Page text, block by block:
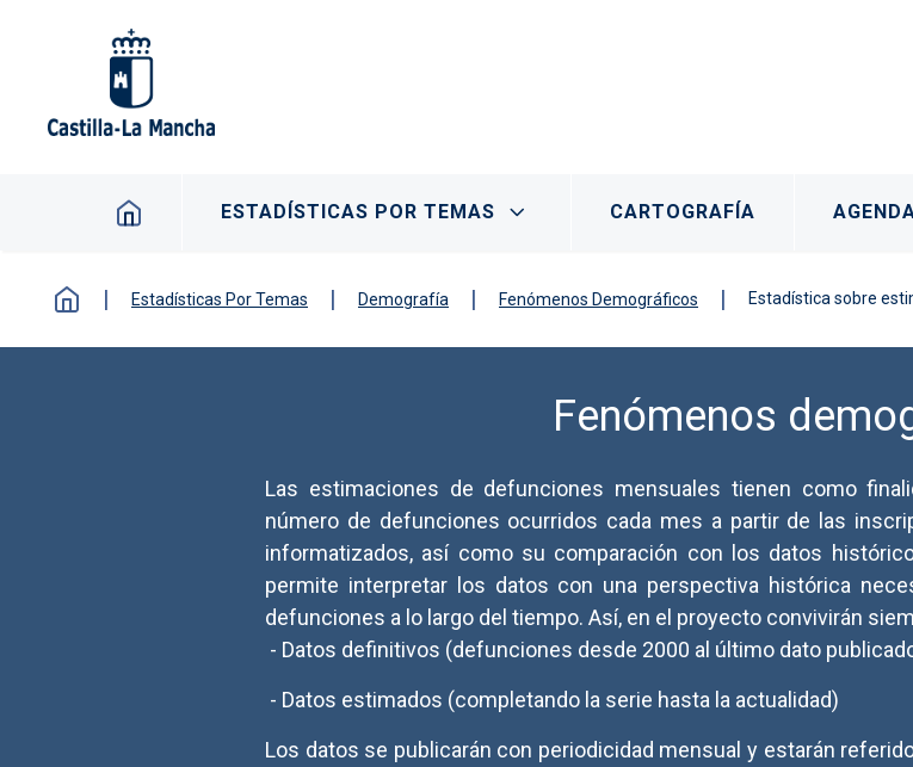
Navegación principal
ESTADÍSTICAS POR TEMAS CARTOGRAFÍA
Estadísticas Por Temas Demografía Fenómenos Demográficos Estadística sobre
Fenómenos
Las estimaciones de defunciones mensuales tienen como
número de defunciones ocurridos cada mes a partir de las
informatizados, así como su comparación con los datos
permite interpretar los datos con una perspectiva histórica
defunciones a lo largo del tiempo. Así, en el proyecto convivirán
- Datos definitivos (defunciones desde 2000 al último dato
- Datos estimados (completando la serie hasta la actualidad)
Los datos se publicarán con periodicidad mensual y estarán